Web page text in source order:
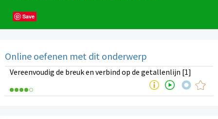
Save
Online oefenen met dit onderwerp
Vereenvoudig de breuk en verbind op de getallenlijn [1]